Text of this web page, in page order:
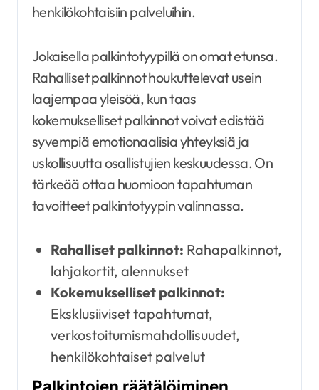
henkilökohtaisiin palveluihin.
Jokaisella palkintotyypillä on omat etunsa.
Rahalliset palkinnot houkuttelevat usein
laajempaa yleisöä, kun taas
kokemukselliset palkinnot voivat edistää
syvempiä emotionaalisia yhteyksiä ja
uskollisuutta osallistujien keskuudessa. On
tärkeää ottaa huomioon tapahtuman
tavoitteet palkintotyypin valinnassa.
Rahalliset palkinnot: Rahapalkinnot,
lahjakortit, alennukset
Kokemukselliset palkinnot:
Eksklusiiviset tapahtumat,
verkostoitumismahdollisuudet,
henkilökohtaiset palvelut